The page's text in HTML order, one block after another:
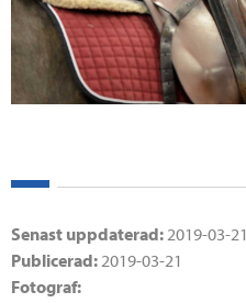
Senast uppdaterad: 2019-03-21
Publicerad: 2019-03-21
Fotograf: